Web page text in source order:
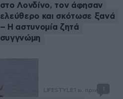
στο Λονδίνο, τον άφησαν
ελεύθερο και σκότωσε ξανά
– Η αστυνομία ζητά
συγγνώμη
LIFESTYLE 1 ω. πριν